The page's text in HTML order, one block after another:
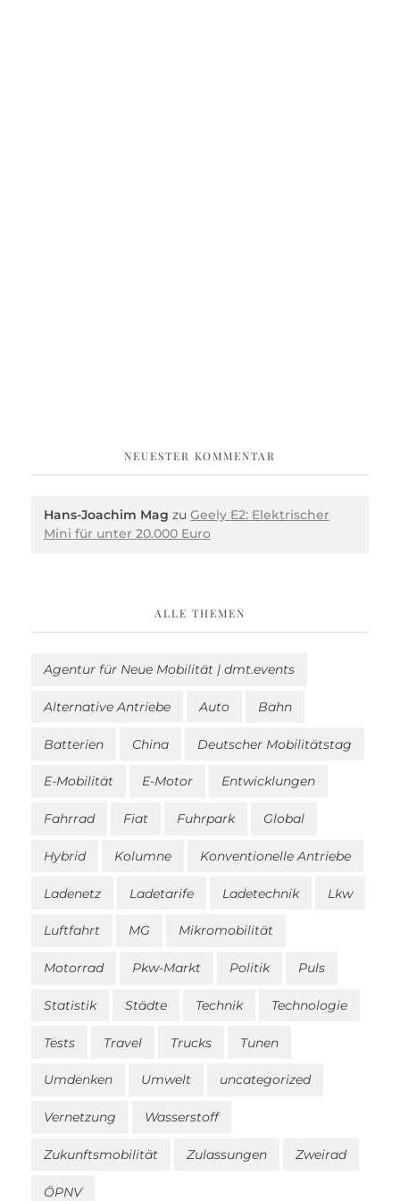
NEUESTER KOMMENTAR
Hans-Joachim Mag zu Geely E2: Elektrischer
Mini für unter 20.000 Euro
ALLE THEMEN
Agentur für Neue Mobilität | dmt.events
Alternative Antriebe Auto Bahn
Batterien China Deutscher Mobilitätstag
E-Mobilität E-Motor Entwicklungen
Fahrrad Fiat Fuhrpark Global
Hybrid Kolumne Konventionelle Antriebe
Ladenetz Ladetarife Ladetechnik Lkw
Luftfahrt MG Mikromobilität
Motorrad Pkw-Markt Politik Puls
Statistik Städte Technik Technologie
Tests Travel Trucks Tunen
Umdenken Umwelt uncategorized
Vernetzung Wasserstoff
Zukunftsmobilität Zulassungen Zweirad
ÖPNV